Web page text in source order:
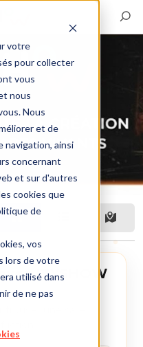
votre
pour collecter
vous
nous
Nous
et de
navigation, ainsi
concernant
et sur d'autres
cookies que
de
vos
lors de votre
utilisé dans
de ne pas
IZYSHOW
une salle